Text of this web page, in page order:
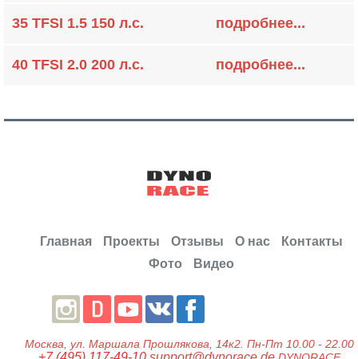
35 TFSI 1.5 150 л.с. подробнее...
40 TFSI 2.0 200 л.с. подробнее...
Главная Проекты Отзывы О нас
Контакты
Фото
Видео
Москва , ул. Маршала Прошлякова, 14к2. Пн-Пт 10.00 - 22.00